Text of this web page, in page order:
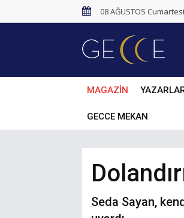
08 AĞUSTOS
MAGAZİN
GECCE MEKAN
Seda Sayan,